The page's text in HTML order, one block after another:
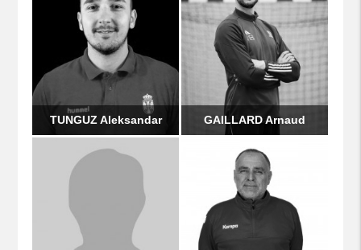
TUNGUZ Aleksandar GAILLARD Arnaud